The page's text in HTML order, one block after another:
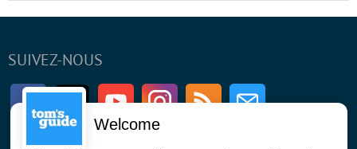
SUIVEZ-NOUS
FacebookTwitter Youtube InstagramRSS Newsletter
Welcome